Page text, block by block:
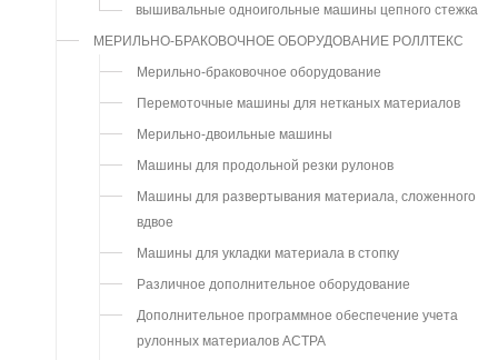
вышивальные одноигольные машины цепного стежка
МЕРИЛЬНО-БРАКОВОЧНОЕ ОБОРУДОВАНИЕ РОЛЛТЕКС
Мерильно-браковочное оборудование
Перемоточные машины для нетканых материалов
Мерильно-двоильные машины
Машины для продольной резки рулонов
Машины для развертывания материала, сложенного
вдвое
Машины для укладки материала в стопку
Различное дополнительное оборудование
Дополнительное программное обеспечение учета
рулонных материалов АСТРА